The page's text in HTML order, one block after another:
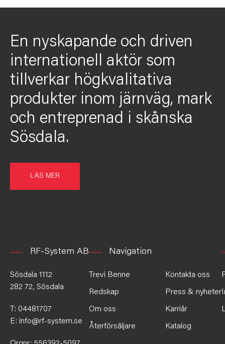
En nyskapande och driven
internationell aktör som
tillverkar högkvalitativa
produkter inom järnväg, mark
och entreprenad i skånska
Sösdala.
LÄS MER
RF-System AB
Sösdala 1112
282 72, Sösdala
T: 04481707
E: info@rf-system.se
Navigation
Trevi Benne Kontakta oss
Redskap Press & nyheter
Om oss Karriär
Återförsäljare Katalog